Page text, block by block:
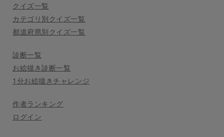
クイズ一覧
カテゴリ別クイズ一覧
都道府県別クイズ一覧
診断一覧
お絵描き診断一覧
1分お絵描きチャレンジ
作者ランキング
ログイン